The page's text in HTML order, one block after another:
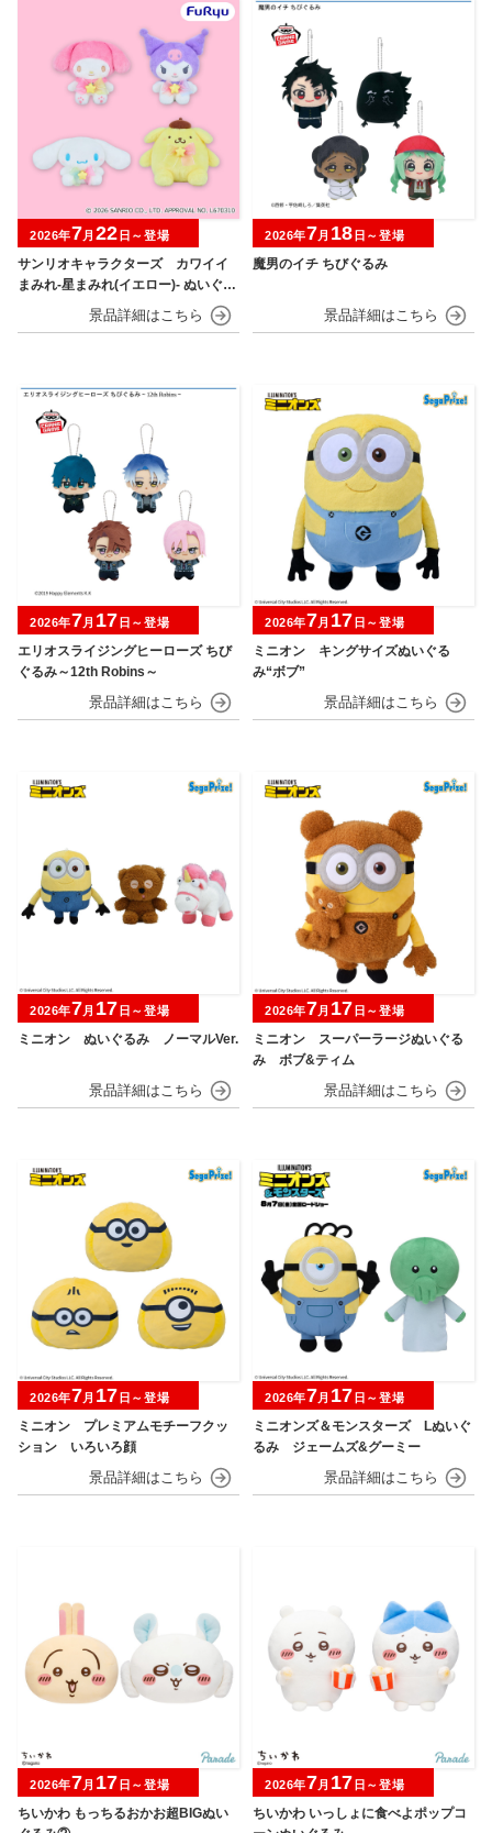
サンリオキャラクターズ カワイイ
まみれ-星まみれ(イエロー)- ぬいぐる
2026年7月 22 日～登場
魔男のイチ ちびぐるみ
2026年7月 18 日～登場
エリオスライジングヒーローズ ちび
ぐるみ～12th Robins～
2026年7月 17 日～登場
ミニオン キングサイズぬいぐる
み“ボブ”
2026年7月 17 日～登場
ミニオン ぬいぐるみ ノーマルVer.
2026年7月 17 日～登場
ミニオン スーパーラージぬいぐる
み ボブ&ティム
2026年7月 17 日～登場
ミニオン プレミアムモチーフクッ
ション いろいろ顔
2026年7月 17 日～登場
ミニオンズ＆モンスターズ Lぬいぐ
るみ ジェームズ&グーミー
2026年7月 17 日～登場
ちいかわ もっちるおかお超BIGぬい
2026年7月 17 日～登場
ちいかわ いっしょに食べよポップコ
2026年7月 17 日～登場